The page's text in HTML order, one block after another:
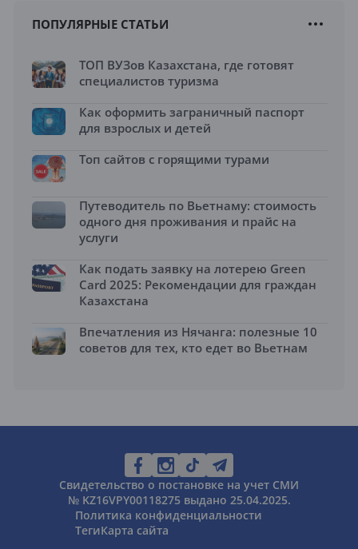
ПОПУЛЯРНЫЕ СТАТЬИ
ТОП ВУЗов Казахстана, где готовят
специалистов туризма
Как оформить заграничный паспорт
для взрослых и детей
Топ сайтов с горящими турами
Путеводитель по Вьетнаму: стоимость
одного дня проживания и прайс на
услуги
Как подать заявку на лотерею Green
Card 2025: Рекомендации для граждан
Казахстана
Впечатления из Нячанга: полезные 10
советов для тех, кто едет во Вьетнам
Свидетельство о постановке на учет СМИ
№ KZ16VPY00118275 выдано 25.04.2025.
Политика конфиденциальности
ТегиКарта сайта